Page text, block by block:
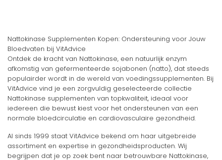
Nattokinase Supplementen Kopen: Ondersteuning voor Jouw
Bloedvaten bij VitAdvice
Ontdek de kracht van Nattokinase, een natuurlijk enzym
afkomstig van gefermenteerde sojabonen (natto), dat steeds
populairder wordt in de wereld van voedingssupplementen. Bij
VitAdvice vind je een zorgvuldig geselecteerde collectie
Nattokinase supplementen van topkwaliteit, ideaal voor
iedereen die bewust kiest voor het ondersteunen van een
normale bloedcirculatie en cardiovasculaire gezondheid.
Al sinds 1999 staat VitAdvice bekend om haar uitgebreide
assortiment en expertise in gezondheidsproducten. Wij
begrijpen dat je op zoek bent naar betrouwbare Nattokinase,